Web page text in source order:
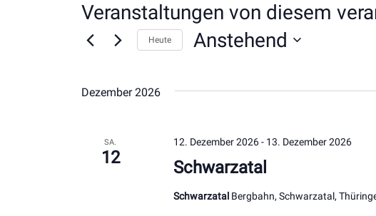
Veranstaltungen von diesem
Heute Anstehend
Dezember 2026
SA.
12 Schwarzatal
12. Dezember 2026- 13. Dezember 2026
Schwarzatal Bergbahn, Schwarzatal,